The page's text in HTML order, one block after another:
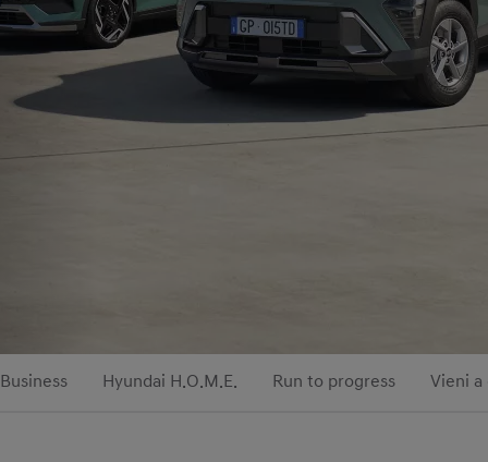
Business Hyundai H.O.M.E. Run to progress Vieni a